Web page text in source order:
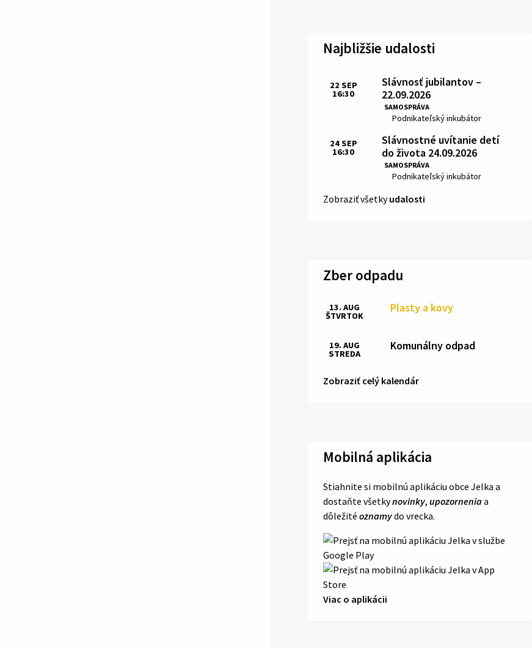
Najbližšie udalosti
Slávnosť jubilantov –
22.09.2026
SAMOSPRÁVA
Miesto:
Podnikateľský inkubátor
Čas:
22 SEP
16:30
Slávnostné uvítanie detí
do života 24.09.2026
SAMOSPRÁVA
Miesto:
Podnikateľský inkubátor
Čas:
24SEP
16:30
Zobraziť všetkyudalosti
Zber odpadu
Plasty a kovy
13. AUG
ŠTVRTOK
Komunálny odpad
19. AUG
STREDA
Zobraziť celý kalendár
Mobilná aplikácia
Stiahnite si mobilnú aplikáciu obce Jelka a
dostaňte všetkynovinky, upozorneniaa
dôležité oznamydo vrecka.
Viac o aplikácii